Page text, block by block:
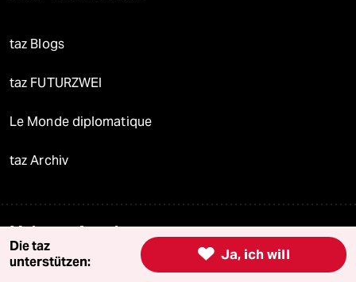
taz Blogs
taz FUTURZWEI
Le Monde diplomatique
taz Archiv
Mehr taz Angebote
 Ja, ich will
Die taz
unterstützen: